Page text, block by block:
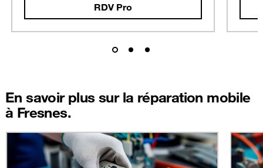
RDV Pro
En savoir plus sur la réparation mobile
à Fresnes.